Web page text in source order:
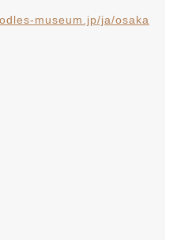
museum.jp/ja/osaka